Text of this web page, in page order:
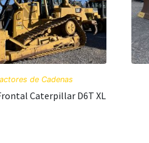
de Cadenas
Caterpillar D6T XL